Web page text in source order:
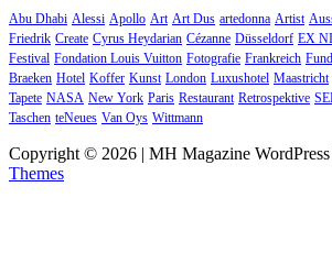
Abu Dhabi Alessi Apollo Art Art Dus artedonna Artist
Friedrik Create Cyrus Heydarian Cézanne Düsseldorf EX
Festival Fondation Louis Vuitton Fotografie Frankreich
Braeken Hotel Koffer Kunst London Luxushotel Maastricht
Tapete NASA New York Paris Restaurant Retrospektive
Taschen teNeues Van Oys Wittmann
Copyright © 2026 | MH Magazine
Themes